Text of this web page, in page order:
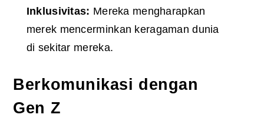
Inklusivitas: Mereka mengharapkan
merek mencerminkan keragaman dunia
di sekitar mereka.
Berkomunikasi dengan
Gen Z